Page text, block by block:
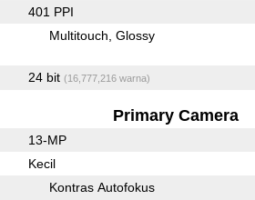
401 PPI
Multitouch Glossy
24 bit (16,777,216 warna)
Primary Camera
13-MP
Kecil
Kontras Autofokus